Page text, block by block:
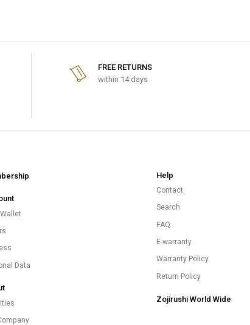
FREE RETURNS
within 14 days
Data
Help
Contact
Search
FAQ
E-warranty
Warranty Policy
Return Policy
Zojirushi World Wide